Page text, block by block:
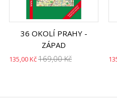
36 OKOLÍ PRAHY -
ZÁPAD
135,00 Kč169,00 Kč